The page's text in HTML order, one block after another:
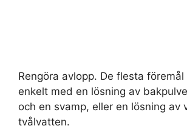
Rengöra avlopp. De flesta
enkelt med en lösning av
och en svamp, eller en lösning av
tvålvatten.